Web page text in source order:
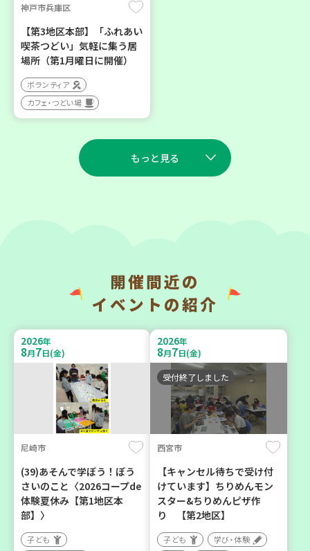
神戸市兵庫区
【第3地区本部】「ふれあい
喫茶つどい」気軽に集う居
場所（第1月曜日に開催）
ボランティア
カフェ・つどい場
もっと見る
神戸市兵庫区
BOSAI(ぼうさい)教室～か
ぞくで楽しくまなぼうさい
～
学び・体験
平和・防災
神戸市東灘区
地域で暮らしたい 「コープ
くらしの助け合いの会」(会
場：住吉)
ボランティア
2026年
9 11
2026年
9
開催間近の
イベントの紹介
2026年
8月7日(金)
尼崎市
(39)あそんで学ぼう！ぼう
さいのこと〈2026コープde
体験夏休み【第1地区本
部】〉
子ども
2026年
8月7日(金)
受付終了しました
西宮市
【キャンセル待ちで受け付
けています】ちりめんモン
スター&ちりめんピザ作
り 【第2地区】
子ども 学び・体験